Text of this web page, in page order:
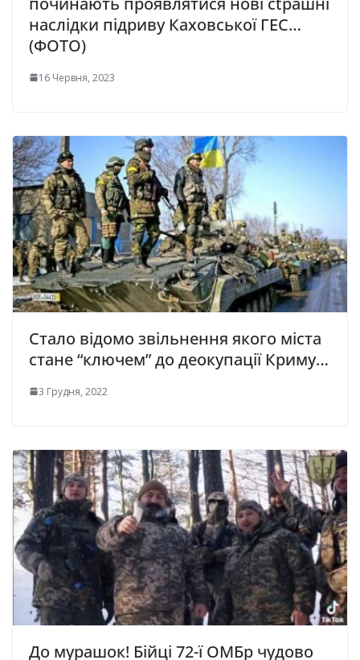
наслідки підриву Каховської ГЕС…
(ФОТО)
16 Червня, 2023
Стало відомо звільнення якого міста
стане “ключем” до деокупації Криму…
3 Грудня, 2022
До мурашок! Бійці 72-ї ОМБр чудово